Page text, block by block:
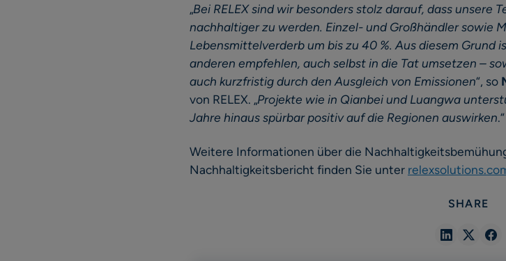
„Bei RELEX sind wir besonders stolz darauf, dass unsere
nachhaltiger zu werden. Einzel- und Großhändler sowie
Lebensmittelverderb um bis zu 40 %. Aus diesem Grund
anderen empfehlen, auch selbst in die Tat umsetzen –
auch kurzfristig durch den Ausgleich von Emissionen“, so
von RELEX. „Projekte wie in Qianbei und Luangwa
Jahre hinaus spürbar positiv auf die Regionen auswirken.“
Weitere Informationen über die
Nachhaltigkeitsbericht finden Sie unter
SHARE
ShareShare